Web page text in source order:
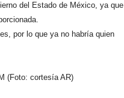
del Estado de México, ya que
por lo que ya no habría quien
(Foto: cortesía AR)